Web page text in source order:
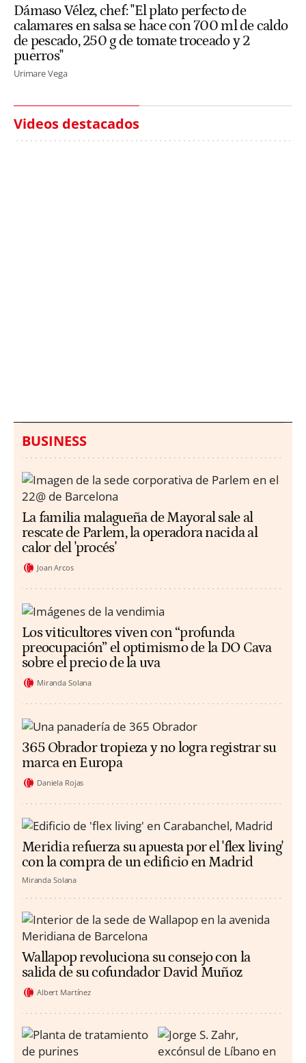
Dámaso Vélez, chef: "El plato perfecto de
calamares en salsa se hace con 700 ml de caldo
de pescado, 250 g de tomate troceado y 2
puerros"
Urimare Vega
Videos destacados
BUSINESS
La familia malagueña de Mayoral sale al
rescate de Parlem, la operadora nacida al
calor del 'procés'
Joan Arcos
Los viticultores viven con “profunda
preocupación” el optimismo de la DO Cava
sobre el precio de la uva
Miranda Solana
365 Obrador tropieza y no logra registrar su
marca en Europa
Daniela Rojas
Meridia refuerza su apuesta por el 'flex living'
con la compra de un edificio en Madrid
Miranda Solana
Wallapop revoluciona su consejo con la
salida de su cofundador David Muñoz
Albert Martínez